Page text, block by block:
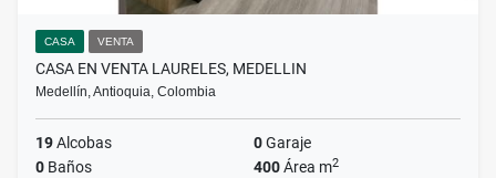
CASA VENTA
CASA EN VENTA LAURELES, MEDELLIN
Medellín, Antioquia, Colombia
19Alcobas 0Garaje
0 Baños 400Área m2